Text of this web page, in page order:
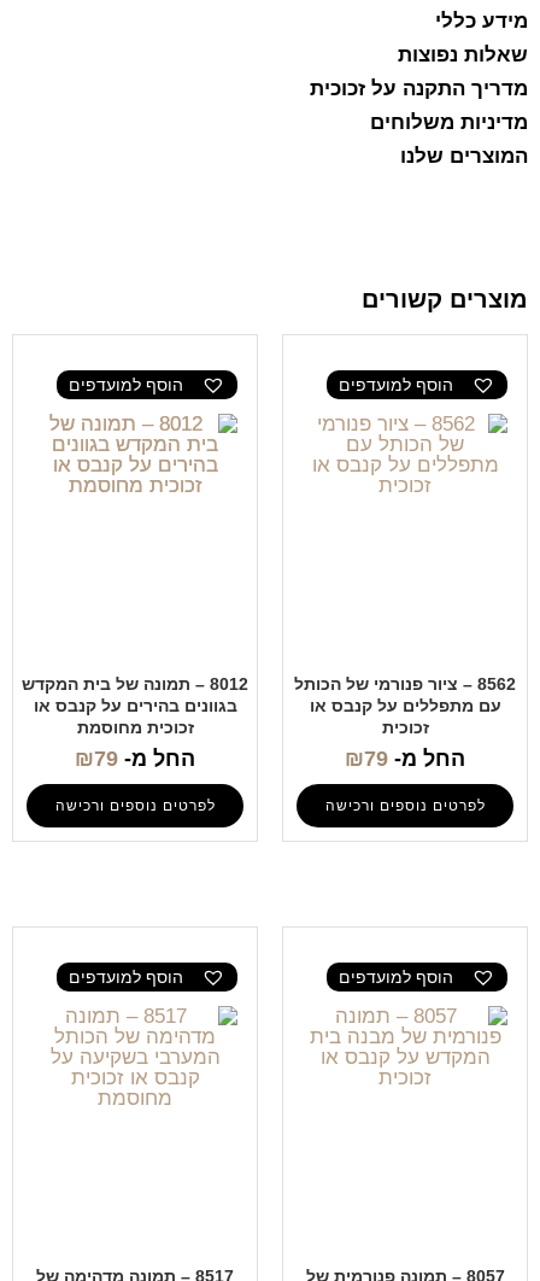
מידע כללי
שאלות נפוצות
מדריך התקנה על זכוכית
מדיניות משלוחים
המוצרים שלנו
מוצרים קשורים
הוסף למועדפים
8562 – ציור פנורמי של הכותל
עם מתפללים על קנבס או
זכוכית
החל מ- ₪79
לפרטים נוספים ורכישה
הוסף למועדפים
8012 – תמונה של בית המקדש
בגוונים בהירים על קנבס או
זכוכית מחוסמת
החל מ- ₪79
לפרטים נוספים ורכישה
הוסף למועדפים
8057 – תמונה פנורמית של
הוסף למועדפים
8517 – תמונה מדהימה של